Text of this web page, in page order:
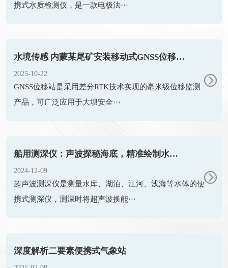
携式水质检测仪，是一款电极法···
水境传感 内蒙某尾矿安装移动式GNSS位移监测站实例
2025-10-22
GNSS位移站是采用差分RTK技术实现的毫米级位移监测
产品，可广泛应用于大坝安全···
船用测深仪：声波探秘海底，精准绘制水下地貌
2024-12-09
超声波测深仪是测量水库、湖泊、江河、浅海等水体的便
携式测深仪，测深时将超声波换能···
深度解析二要素便携式气象站